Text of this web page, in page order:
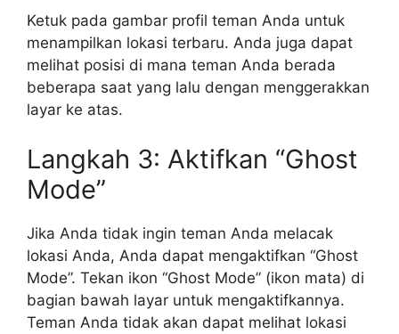
Ketuk pada gambar profil teman Anda untuk
menampilkan lokasi terbaru. Anda juga dapat
melihat posisi di mana teman Anda berada
beberapa saat yang lalu dengan menggerakkan
layar ke atas.
Langkah 3: Aktifkan “Ghost
Mode”
Jika Anda tidak ingin teman Anda melacak
lokasi Anda, Anda dapat mengaktifkan “Ghost
Mode”. Tekan ikon “Ghost Mode” (ikon mata) di
bagian bawah layar untuk mengaktifkannya.
Teman Anda tidak akan dapat melihat lokasi